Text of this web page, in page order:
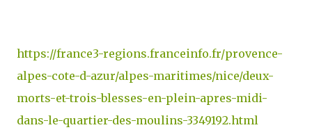
https://france3-regions.franceinfo.fr/provence-
alpes-cote-d-azur/alpes-maritimes/nice/deux-
morts-et-trois-blesses-en-plein-apres-midi-
dans-le-quartier-des-moulins-3349192.html